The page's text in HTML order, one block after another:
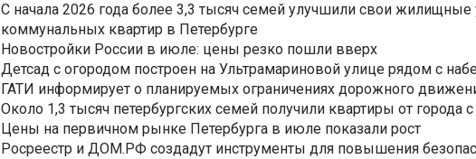
С начала 2026 года более 3,3 тысяч семей улучшили свои жилищные
коммунальных квартир в Петербурге
Новостройки России в июле: цены резко пошли вверх
Детсад с огородом построен на Ультрамариновой улице рядом с
ГАТИ информирует о планируемых ограничениях дорожного
Около 1,3 тысяч петербургских семей получили квартиры от города с
Цены на первичном рынке Петербурга в июле показали рост
Росреестр и ДОМ.РФ создадут инструменты для повышения